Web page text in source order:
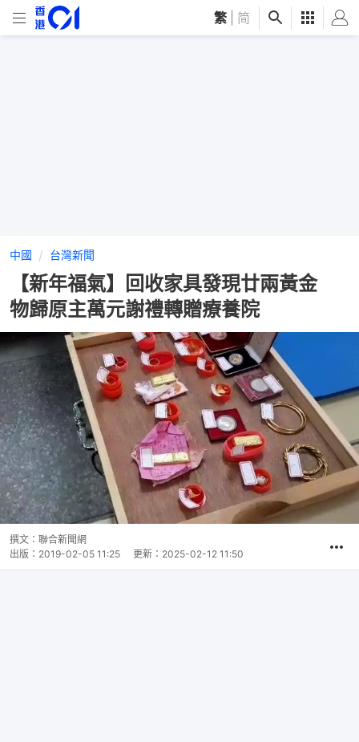
繁 简
中國 台灣新聞
【新年福氣】回收家具發現廿兩黃金
物歸原主萬元謝禮轉贈療養院
撰文： 聯合新聞網
出版： 2019-02-05 11:25 更新： 2025-02-12 11:50